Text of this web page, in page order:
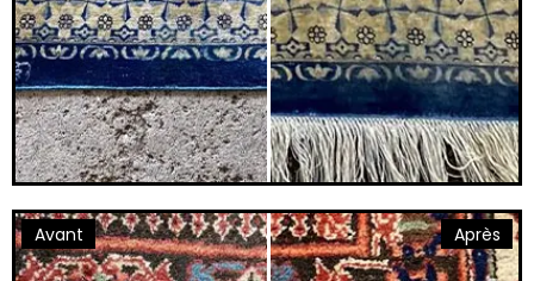
Avant Après